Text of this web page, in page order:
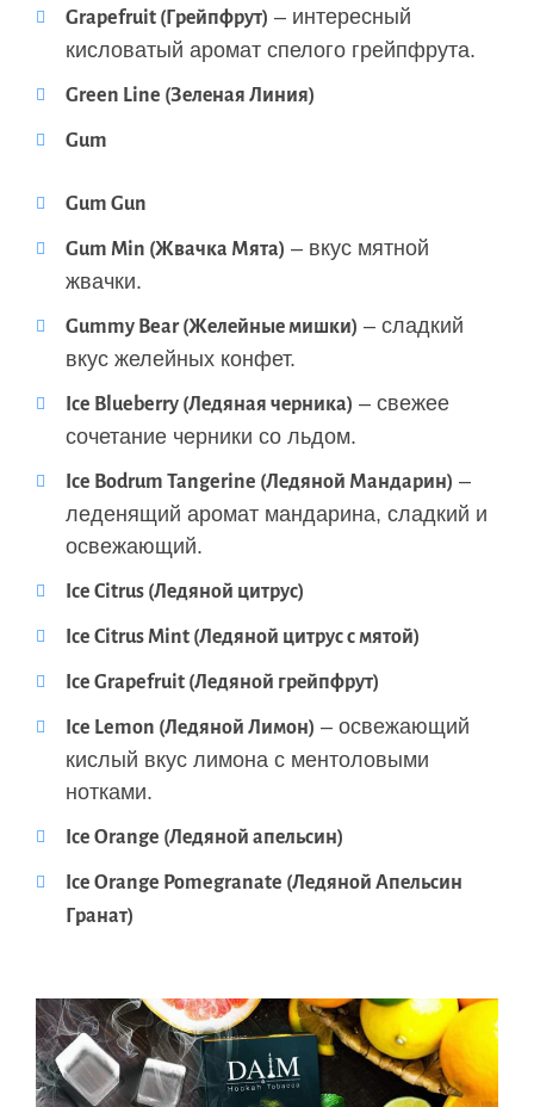
Grapefruit (Грейпфрут) – интересный
кисловатый аромат спелого грейпфрута.
Green Line (Зеленая Линия)
Gum
Gum Gun
Gum Min (Жвачка Мята) – вкус мятной
жвачки.
Gummy Bear (Желейные мишки) – сладкий
вкус желейных конфет.
Ice Blueberry (Ледяная черника) – свежее
сочетание черники со льдом.
Ice Bodrum Tangerine (Ледяной Мандарин) –
леденящий аромат мандарина, сладкий и
освежающий.
Ice Citrus (Ледяной цитрус)
Ice Citrus Mint (Ледяной цитрус с мятой)
Ice Grapefruit (Ледяной грейпфрут)
Ice Lemon (Ледяной Лимон) – освежающий
кислый вкус лимона с ментоловыми
нотками.
Ice Orange (Ледяной апельсин)
Ice Orange Pomegranate (Ледяной Апельсин
Гранат)